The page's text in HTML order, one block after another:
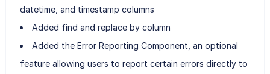
datetime, and timestamp columns
Added find and replace by column
Added the Error Reporting Component, an optional
feature allowing users to report certain errors directly to